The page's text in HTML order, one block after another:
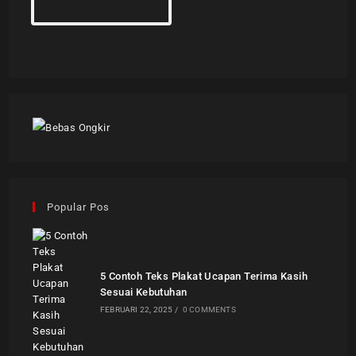
Popular Pos
5 Contoh Teks Plakat Ucapan Terima Kasih
Sesuai Kebutuhan
FEBRUARI 22, 2025 / 0 COMMENTS